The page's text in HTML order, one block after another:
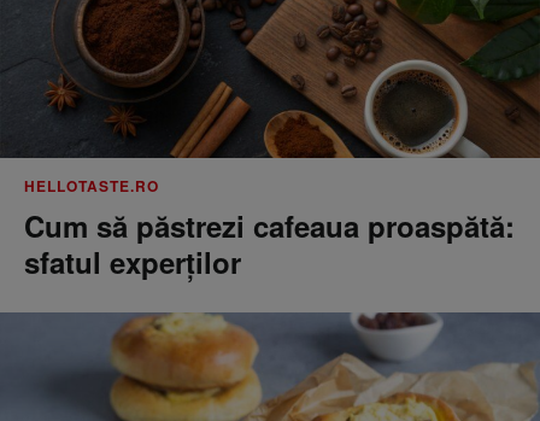
HELLOTASTE.RO
Cum să păstrezi cafeaua proaspătă:
sfatul experților